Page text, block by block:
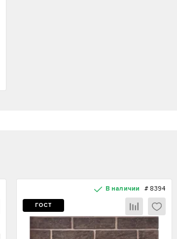
ГОСТ
В наличии # 8394